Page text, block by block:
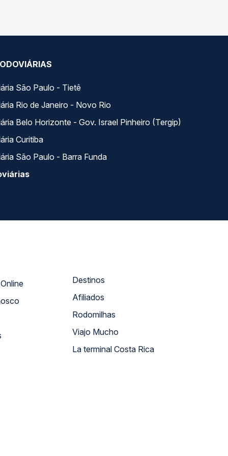
São Paulo - Tietê
Rio de Janeiro - Novo Rio
Belo Horizonte - Gov. Israel Pinheiro (Tergip)
Curitiba
São Paulo - Barra Funda
Atendimento Online
Destinos
Afiliados
Rodomilhas
Viajo Mucho
La terminal Costa Rica